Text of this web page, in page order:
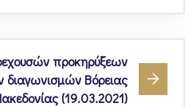
προκηρύξεων
διαγωνισμών Βόρειας
(19.03.2021)